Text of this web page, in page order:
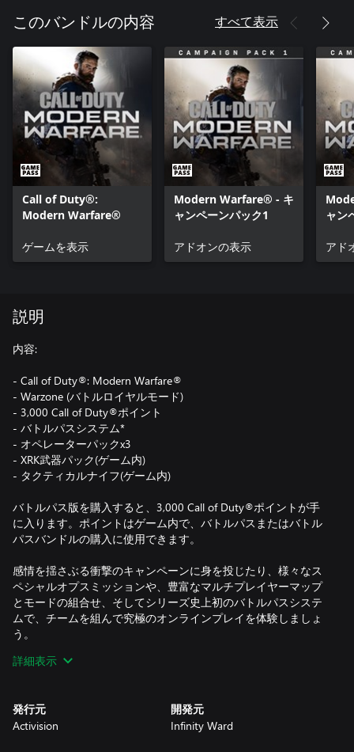
このバンドルの内容 すべて表示
Call of Duty®:
Modern Warfare®
ゲームを表示
Modern Warfare® - キ
ャンペーンパック1
アドオンの表示
ャン
アド
説明
内容:
- Call of Duty®: Modern Warfare®
- Warzone (バトルロイヤルモード)
- 3,000 Call of Duty®ポイント
- バトルパスシステム*
- オペレーターパックx3
- XRK武器パック(ゲーム内)
- タクティカルナイフ(ゲーム内)
バトルパス版を購入すると、3,000 Call of Duty®ポイントが手
に入ります。ポイントはゲーム内で、バトルパスまたはバトル
パスバンドルの購入に使用できます。
感情を揺さぶる衝撃のキャンペーンに身を投じたり、様々なス
ペシャルオプスミッションや、豊富なマルチプレイヤーマップ
とモードの組合せ、そしてシリーズ史上初のバトルパスシステ
ムで、チームを組んで究極のオンラインプレイを体験しましょ
う。
さらに、Modern Warfare®が贈る、基本プレイ無料の
全てはここから始まった―Infinity Wardが、ゲーム史に残るシ
リーズの世界観を今一度描き直します。
詳細表示
発行元
Activision
開発元
Infinity Ward